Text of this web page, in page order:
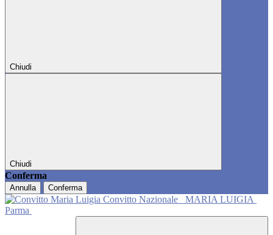
Chiudi
Chiudi
Conferma
Annulla Conferma
Convitto Nazionale
MARIA LUIGIA
Parma